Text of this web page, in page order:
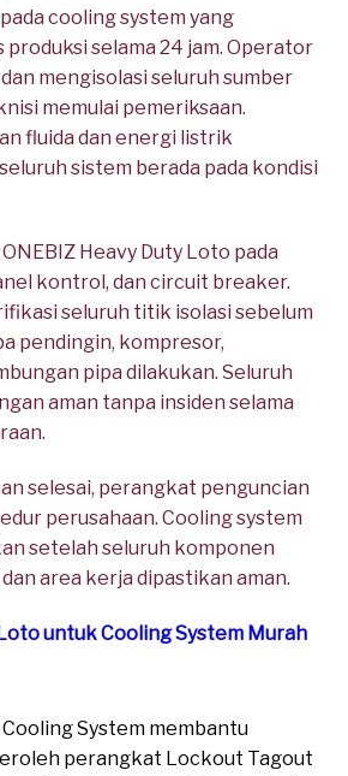
cooling system yang
selama 24 jam. Operator
mengisolasi seluruh sumber
memulai pemeriksaan.
fluida dan energi listrik
sistem berada pada kondisi
Heavy Duty Loto pada
kontrol, dan circuit breaker.
seluruh titik isolasi sebelum
pendingin, kompresor,
pipa dilakukan. Seluruh
aman tanpa insiden selama
selesai, perangkat penguncian
perusahaan. Cooling system
setelah seluruh komponen
area kerja dipastikan aman.
untuk Cooling System Murah
System membantu
perangkat Lockout Tagout